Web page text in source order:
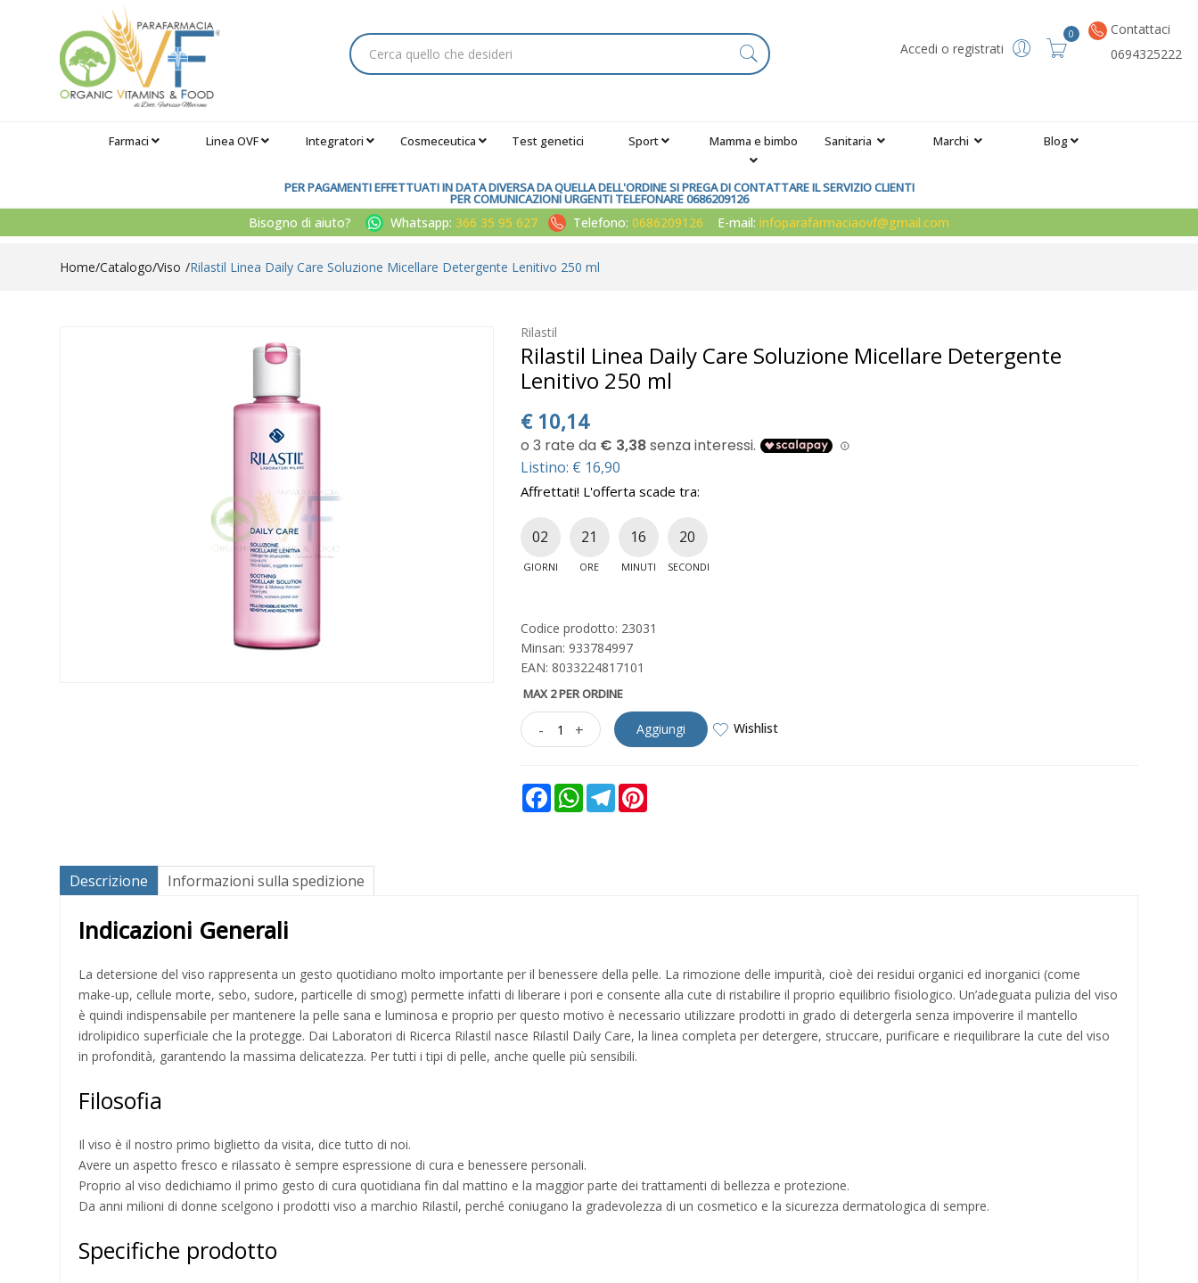
Accedi o registrati
0
Contattaci
0694325222
Farmaci Linea OVF Integratori Cosmeceutica Test genetici Sport Mamma e bimbo Sanitaria Marchi Blog
PER PAGAMENTI EFFETTUATI IN DATA DIVERSA DA QUELLA DELL'ORDINE SI PREGA DI CONTATTARE IL SERVIZIO CLIENTI
PER COMUNICAZIONI URGENTI TELEFONARE 0686209126
Bisogno di aiuto? Whatsapp: 366 35 95 627 Telefono:0686209126 E-mail:infoparafarmaciaovf@gmail.com
Home Catalogo/Viso Rilastil Linea Daily Care Soluzione Micellare Detergente Lenitivo 250 ml
Rilastil
Rilastil Linea Daily Care Soluzione Micellare Detergente
Lenitivo 250 ml
€ 10,14
Listino: € 16,90
Affrettati! L'offerta scade tra:
02
GIORNI
21
ORE
16
MINUTI
18
SECONDI
Codice prodotto: 23031
Minsan: 933784997
EAN: 8033224817101
MAX 2 PER ORDINE
- + Aggiungi Wishlist
FacebookWhatsAppTelegramPinterest
Descrizione Informazioni sulla spedizione
Indicazioni Generali
La detersione del viso rappresenta un gesto quotidiano molto importante per il benessere della pelle. La rimozione delle impurità, cioè dei residui organici ed inorganici (come
make-up, cellule morte, sebo, sudore, particelle di smog) permette infatti di liberare i pori e consente alla cute di ristabilire il proprio equilibrio fisiologico. Un’adeguata pulizia del viso
è quindi indispensabile per mantenere la pelle sana e luminosa e proprio per questo motivo è necessario utilizzare prodotti in grado di detergerla senza impoverire il mantello
idrolipidico superficiale che la protegge. Dai Laboratori di Ricerca Rilastil nasce Rilastil Daily Care, la linea completa per detergere, struccare, purificare e riequilibrare la cute del viso
in profondità, garantendo la massima delicatezza. Per tutti i tipi di pelle, anche quelle più sensibili.
Filosofia
Il viso è il nostro primo biglietto da visita, dice tutto di noi.
Avere un aspetto fresco e rilassato è sempre espressione di cura e benessere personali.
Proprio al viso dedichiamo il primo gesto di cura quotidiana fin dal mattino e la maggior parte dei trattamenti di bellezza e protezione.
Da anni milioni di donne scelgono i prodotti viso a marchio Rilastil, perché coniugano la gradevolezza di un cosmetico e la sicurezza dermatologica di sempre.
Specifiche prodotto